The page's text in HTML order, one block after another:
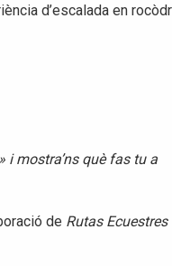
d’escalada en
i mostra’ns què fas tu a
de Rutas Ecuestres